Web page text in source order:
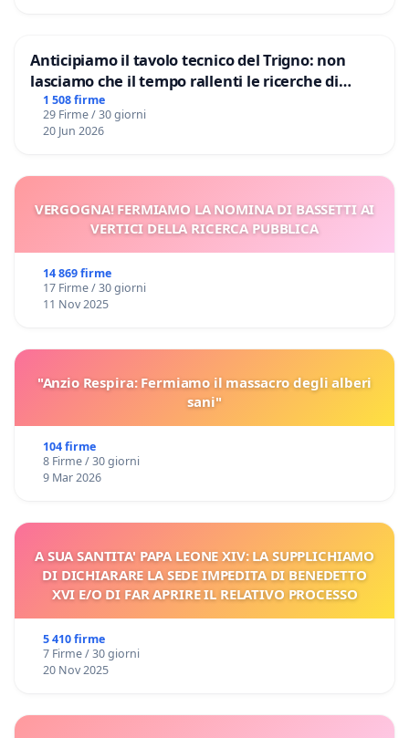
Anticipiamo il tavolo tecnico del Trigno: non
lasciamo che il tempo rallenti le ricerche di
Domenico Racanati
1 508 firme
29 Firme / 30 giorni
20 Jun 2026
VERGOGNA! FERMIAMO LA NOMINA DI BASSETTI AI
VERTICI DELLA RICERCA PUBBLICA
14 869 firme
17 Firme / 30 giorni
11 Nov 2025
"Anzio Respira: Fermiamo il massacro degli alberi
sani"
104 firme
8 Firme / 30 giorni
9 Mar 2026
A SUA SANTITA' PAPA LEONE XIV: LA SUPPLICHIAMO
DI DICHIARARE LA SEDE IMPEDITA DI BENEDETTO
XVI E/O DI FAR APRIRE IL RELATIVO PROCESSO
5 410 firme
7 Firme / 30 giorni
20 Nov 2025